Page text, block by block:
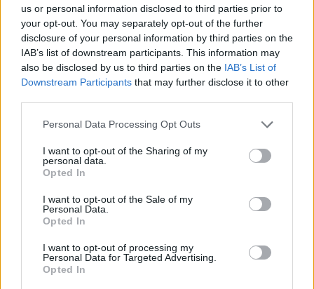
us or personal information disclosed to third parties prior to
your opt-out. You may separately opt-out of the further
disclosure of your personal information by third parties on the
IAB’s list of downstream participants. This information may
also be disclosed by us to third parties on the IAB’s List of
Downstream Participants that may further disclose it to other
Please note that this website/app uses one or more Google
not limited to your visit or usage behaviour. You may click to
grant or deny consent to Google and its third-party tags to
use your data for below specified purposes in below Google
consent section.
Personal Data Processing Opt Outs
I want to opt-out of the Sharing of my
personal data.
Opted In
I want to opt-out of the Sale of my
Personal Data.
Opted In
I want to opt-out of processing my
Personal Data for Targeted Advertising.
Opted In
hocinesze Rothbard és a pénzkínálat 2026.07.06 10:26:18
Rothbard 1978-as Austrian Definitions of the Supply of Money
című tanulmánya (in) természetesen Mises pénzfogalmából
csereeszköz, illetve a piaci ügyletek végső fizetési eszköze.
Ezzel önmagában nincs is probléma. A látra szóló bankbetét,
vagyis…..